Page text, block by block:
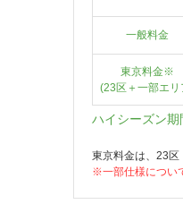
一般料金
東京料金※
(23区＋一部エリ
ハイシーズン
東京料金は、23区
※一部仕様につい